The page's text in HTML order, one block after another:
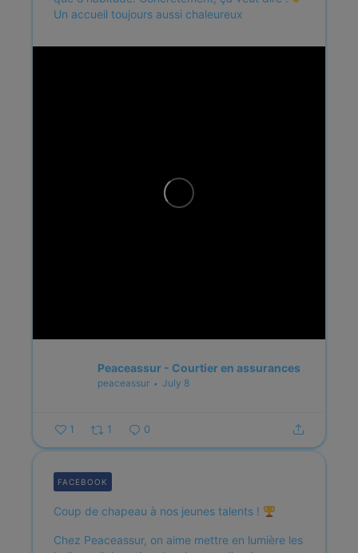
Un accueil toujours aussi chaleureux
Peaceassur - Courtier en assurances
peaceassur July 8
1 1 0
Coup de chapeau à nos jeunes talents !
Chez Peaceassur, on aime mettre en lumière les
FACEBOOK